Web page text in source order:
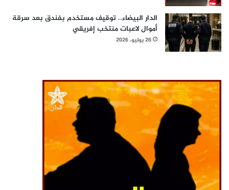
الدار البيضاء.. توقيف مستخدم بفندق بعد سرقة
أموال لاعبات منتخب إفريقي
26 يوليو، 2026